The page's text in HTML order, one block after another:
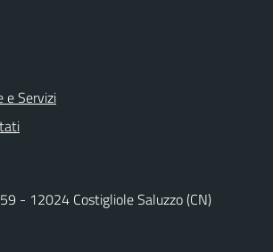
Servizi
- 12024 Costigliole Saluzzo (CN)